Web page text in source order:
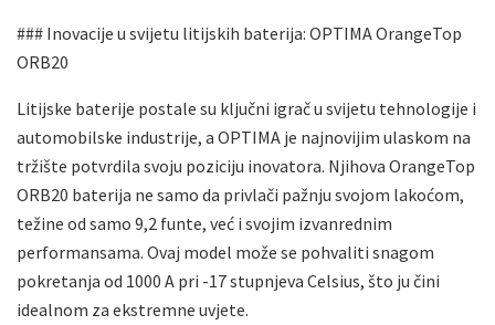
### Inovacije u svijetu litijskih baterija: OPTIMA OrangeTop
ORB20
Litijske baterije postale su ključni igrač u svijetu tehnologije i
automobilske industrije, a OPTIMA je najnovijim ulaskom na
tržište potvrdila svoju poziciju inovatora. Njihova OrangeTop
ORB20 baterija ne samo da privlači pažnju svojom lakoćom,
težine od samo 9,2 funte, već i svojim izvanrednim
performansama. Ovaj model može se pohvaliti snagom
pokretanja od 1000 A pri -17 stupnjeva Celsius, što ju čini
idealnom za ekstremne uvjete.